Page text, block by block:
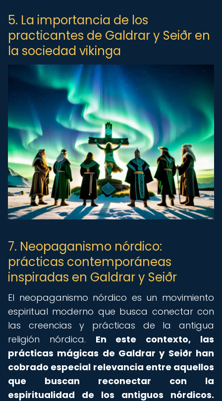
5. La importancia de los
practicantes de Galdrar y Seiðr en
la sociedad vikinga
7. Neopaganismo nórdico:
prácticas contemporáneas
inspiradas en Galdrar y Seiðr
El neopaganismo nórdico es un movimiento
espiritual moderno que busca conectar con
las creencias y prácticas de la antigua
religión nórdica. En este contexto, las
prácticas mágicas de Galdrar y Seiðr han
cobrado especial relevancia entre aquellos
que buscan reconectar con la
espiritualidad de los antiguos nórdicos.